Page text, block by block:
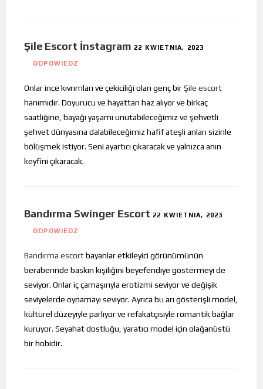
Şile Escort İnstagram 22 KWIETNIA, 2023
ODPOWIEDZ
Onlar ince kıvrımları ve çekiciliği olan genç birŞile escort
hanımıdır. Doyurucu ve hayattan haz alıyor ve birkaç
saatliğine, bayağı yaşamı unutabileceğimiz ve şehvetli
şehvet dünyasına dalabileceğimiz hafif ateşli anları sizinle
bölüşmek istiyor. Seni ayartıcı çıkaracak ve yalnızca anın
keyfini çıkaracak.
Bandırma Swinger Escort 22 KWIETNIA, 2023
ODPOWIEDZ
Bandırma escortbayanlar etkileyici görünümünün
beraberinde baskın kişiliğini beyefendiye göstermeyi de
seviyor. Onlar iç çamaşırıyla erotizmi seviyor ve değişik
seviyelerde oynamayı seviyor. Ayrıca bu arı gösterişli model,
kültürel düzeyiyle parlıyor ve refakatçisiyle romantik bağlar
kuruyor. Seyahat dostluğu, yaratıcı model için olağanüstü
bir hobidir.